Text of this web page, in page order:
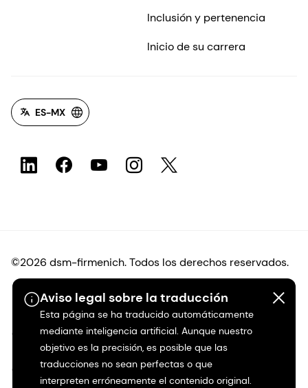
Aviso legal sobre la traducción
Esta página se ha traducido automáticamente
mediante inteligencia artificial. Aunque nuestro
objetivo es la precisión, es posible que las
traducciones no sean perfectas o que
interpreten erróneamente el contenido original.
Inclusión y pertenencia
Inicio de su carrera
ES-MX
©2026 dsm-firmenich. Todos los derechos reservados.
Protección de datos
Condiciones de uso
Condiciones generales